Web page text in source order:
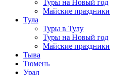
Туры на Новый год
Майские праздники
Тула
Туры в Тулу
Туры на Новый год
Майские праздники
Тыва
Тюмень
Урал